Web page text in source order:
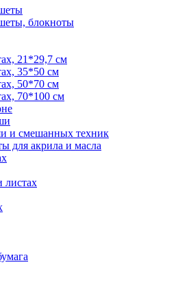
блокноты
21*29,7 см
35*50 см
50*70 см
70*100 см
и смешанных техник
для акрила и масла
листах